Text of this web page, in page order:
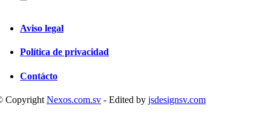
ATAQUE ARMADO EN CASA DE PLAYA DEJA TRES FALLECIDOS Y
Aviso legal
Política de privacidad
Contácto
Copyright Nexos.com.sv - Edited by jsdesignsv.com